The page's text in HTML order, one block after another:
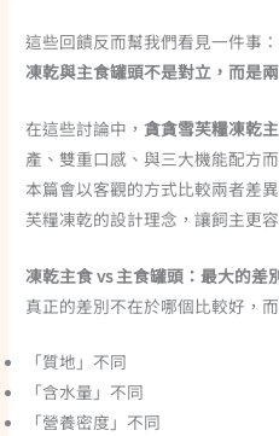
這些回饋反而幫我們看見一件事：
凍乾與主食罐頭不是對立，而是
在這些討論中，貪貪雪芙糧凍乾
產、雙重口感、與三大機能配方
本篇會以客觀的方式比較兩者差
芙糧凍乾的設計理念，讓飼主更
凍乾主食 vs 主食罐頭：最大的差
真正的差別不在於哪個比較好，而
「質地」不同
「含水量」不同
「營養密度」不同